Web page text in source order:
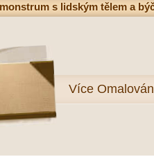
s lidským tělem a
Více